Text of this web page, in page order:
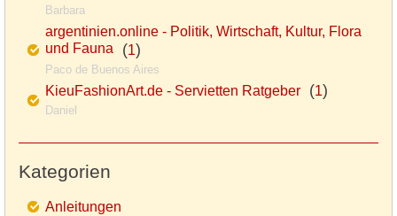
Barbara
argentinien.online - Politik, Wirtschaft, Kultur, Flora
und Fauna (1)
Paco de Buenos Aires
KieuFashionArt.de - Servietten Ratgeber (1)
Daniel
Kategorien
Anleitungen